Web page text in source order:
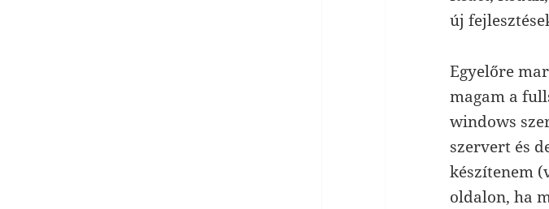
új
Egyelőre
magam a
windows
szervert és
készítenem
oldalon, ha